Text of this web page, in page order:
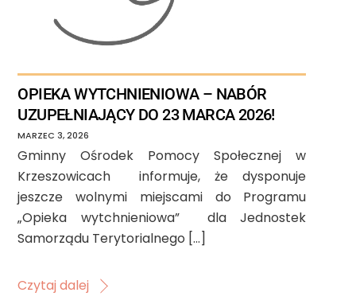
OPIEKA WYTCHNIENIOWA – NABÓR
UZUPEŁNIAJĄCY DO 23 MARCA 2026!
MARZEC 3,2026
Gminny Ośrodek Pomocy Społecznej w
Krzeszowicach informuje, że dysponuje
jeszcze wolnymi miejscami do Programu
„Opieka wytchnieniowa” dla Jednostek
Samorządu Terytorialnego […]
Czytaj dalej